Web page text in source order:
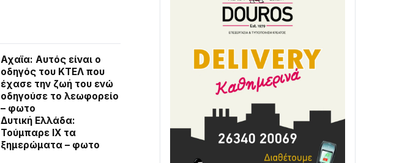
Αχαϊα: Αυτός είναι ο
οδηγός του ΚΤΕΛ που
έχασε την ζωή του ενώ
οδηγούσε το λεωφορείο
– φωτο
Δυτική Ελλάδα:
Τούμπαρε ΙΧ τα
ξημερώματα – φωτο